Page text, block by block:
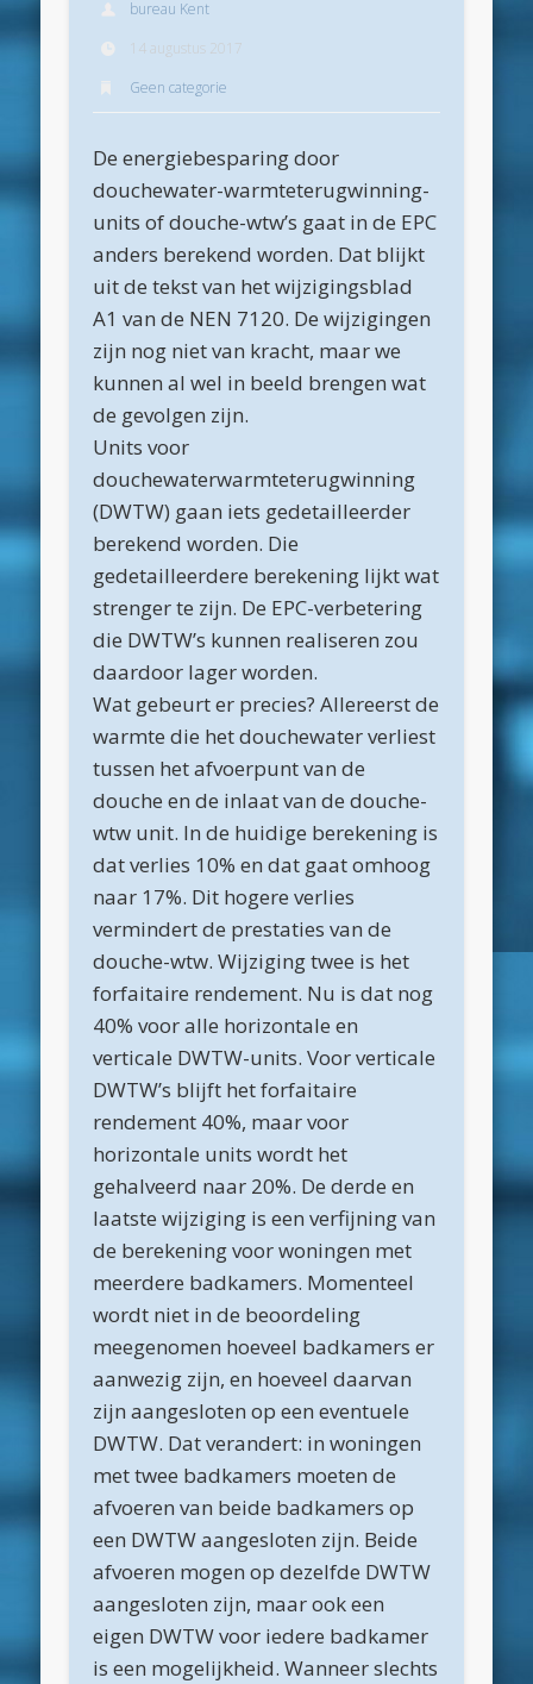
Archieven
juni 2026
mei 2026
april 2026
februari 2026
januari 2026
december 2025
oktober 2025
juni 2025
mei 2025
maart 2025
februari 2025
januari 2025
december 2024
november 2024
september 2024
juni 2024
maart 2024
februari 2024
november 2022
oktober 2022
maart 2022
december 2021
april 2021
februari 2021
december 2020
november 2020
oktober 2020
september 2020
augustus 2020
juni 2020
mei 2020
april 2020
bureau Kent
14 augustus 2017
Geen categorie
De energiebesparing door
douchewater-warmteterugwinning-
units of douche-wtw’s gaat in de EPC
anders berekend worden. Dat blijkt
uit de tekst van het wijzigingsblad
A1 van de NEN 7120. De wijzigingen
zijn nog niet van kracht, maar we
kunnen al wel in beeld brengen wat
de gevolgen zijn.
Units voor
douchewaterwarmteterugwinning
(DWTW) gaan iets gedetailleerder
berekend worden. Die
gedetailleerdere berekening lijkt wat
strenger te zijn. De EPC-verbetering
die DWTW’s kunnen realiseren zou
daardoor lager worden.
Wat gebeurt er precies? Allereerst de
warmte die het douchewater verliest
tussen het afvoerpunt van de
douche en de inlaat van de douche-
wtw unit. In de huidige berekening is
dat verlies 10% en dat gaat omhoog
naar 17%. Dit hogere verlies
vermindert de prestaties van de
douche-wtw. Wijziging twee is het
forfaitaire rendement. Nu is dat nog
40% voor alle horizontale en
verticale DWTW-units. Voor verticale
DWTW’s blijft het forfaitaire
rendement 40%, maar voor
horizontale units wordt het
gehalveerd naar 20%. De derde en
laatste wijziging is een verfijning van
de berekening voor woningen met
meerdere badkamers. Momenteel
wordt niet in de beoordeling
meegenomen hoeveel badkamers er
aanwezig zijn, en hoeveel daarvan
zijn aangesloten op een eventuele
DWTW. Dat verandert: in woningen
met twee badkamers moeten de
afvoeren van beide badkamers op
een DWTW aangesloten zijn. Beide
afvoeren mogen op dezelfde DWTW
aangesloten zijn, maar ook een
eigen DWTW voor iedere badkamer
is een mogelijkheid. Wanneer slechts